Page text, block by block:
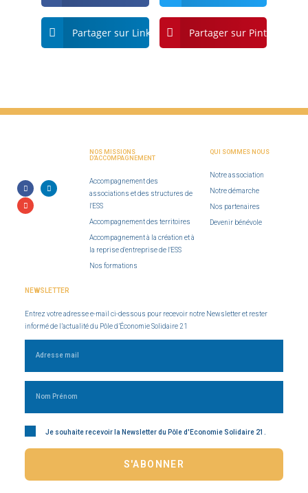
Partager sur Linkdin Partager sur Pinterest
NOS MISSIONS
D'ACCOMPAGNEMENT
Accompagnement des
associations et des structures de
l'ESS
Accompagnement des territoires
Accompagnement à la création et à
la reprise d'entreprise de l'ESS
Nos formations
QUI SOMMES NOUS
Notre association
Notre démarche
Nos partenaires
Devenir bénévole
NEWSLETTER
Entrez votre adresse e-mail ci-dessous pour recevoir notre Newsletter et rester
informé de l’actualité du Pôle d’Économie Solidaire 21
Je souhaite recevoir la Newsletter du Pôle d'Economie Solidaire 21.
S'ABONNER